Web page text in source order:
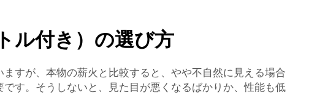
ル付き）の選び方
すが、本物の薪火と比較すると、やや不自然に見える場合
す。そうしないと、見た目が悪くなるばかりか、性能も低